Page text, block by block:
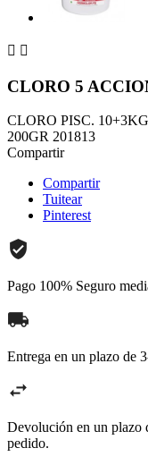
 
CLORO 5
CLORO PISC.
200GR 201813
Compartir
Compartir
Tuitear
Pinterest
Pago 100% Seguro
Entrega en un plazo de
Devolución en un plazo
pedido.